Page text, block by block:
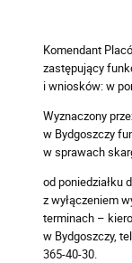
Komendant
zastępujący
i wniosków: w
Wyznaczony
w Bydgoszczy
w sprawach
od poniedziałku
z wyłączeniem
terminach –
w Bydgoszczy,
365-40-30.